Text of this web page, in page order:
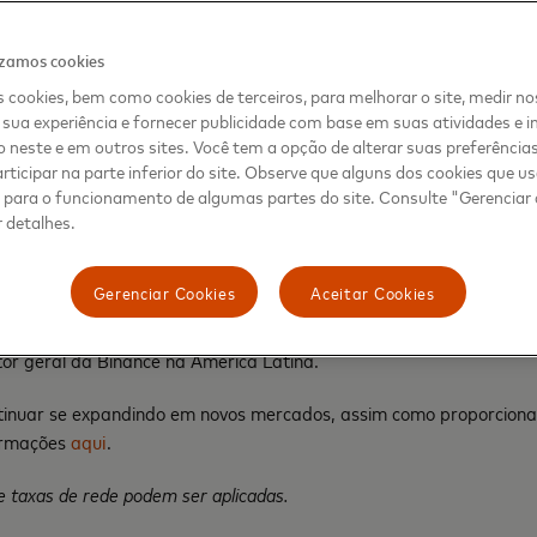
digitais de maneira segura e
vice-presidente executivo de produtos e Inovação,
dos primeiros e mais óbvios casos de uso de criptomoedas,
usar o cartão Binance, os comerciantes continuam a receber
Acreditamos que o cartão Binance é um passo
e a adoção global e agora está disponível para
geral da Binance na América Latina.
se expandindo em novos mercados, assim como
aqui.
taxas de rede podem ser aplicadas.
cookies
cookies, bem como cookies de terceiros, para melhorar o site, medir
experiência e fornecer publicidade com base em suas atividades e
neste e em outros sites. Você tem a opção de alterar suas
na parte inferior do site. Observe que alguns dos cookies que
para o funcionamento de algumas partes do site. Consulte "Gerenciar
detalhes.
Aceitar Cookies
Gerenciar Cookies